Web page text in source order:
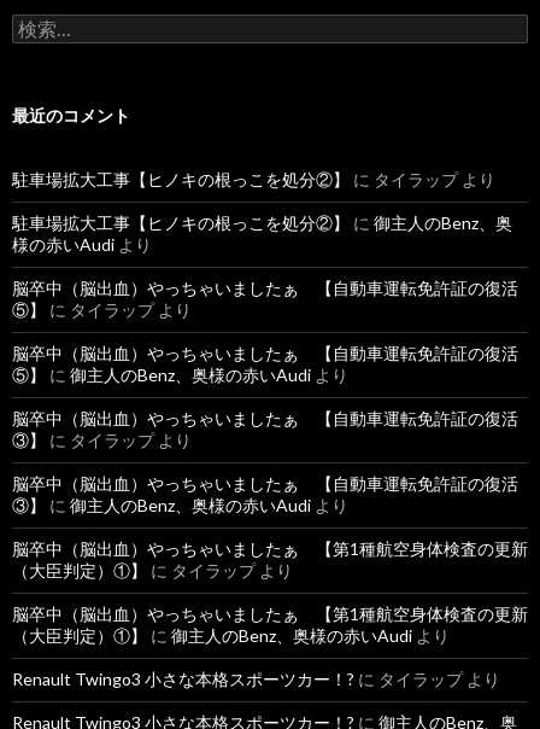
検
索
最近のコメント
駐車場拡大工事【ヒノキの根っこを処分②】 に タイラップより
駐車場拡大工事【ヒノキの根っこを処分②】 に 御主人のBenz、奥
様の赤いAudi より
脳卒中（脳出血）やっちゃいましたぁ 【自動車運転免許証の復活
⑤】
に タイラップより
脳卒中（脳出血）やっちゃいましたぁ 【自動車運転免許証の復活
⑤】
に 御主人のBenz、奥様の赤いAudi より
脳卒中（脳出血）やっちゃいましたぁ 【自動車運転免許証の復活
③】
に タイラップより
脳卒中（脳出血）やっちゃいましたぁ 【自動車運転免許証の復活
③】
に 御主人のBenz、奥様の赤いAudi より
脳卒中（脳出血）やっちゃいましたぁ 【第1種航空身体検査の更新
（大臣判定）①】
に タイラップより
脳卒中（脳出血）やっちゃいましたぁ 【第1種航空身体検査の更新
（大臣判定）①】
に 御主人のBenz、奥様の赤いAudi より
Renault Twingo3 小さな本格スポーツカー！? に タイラップより
Renault Twingo3 小さな本格スポーツカー！? に 御主人のBenz、奥